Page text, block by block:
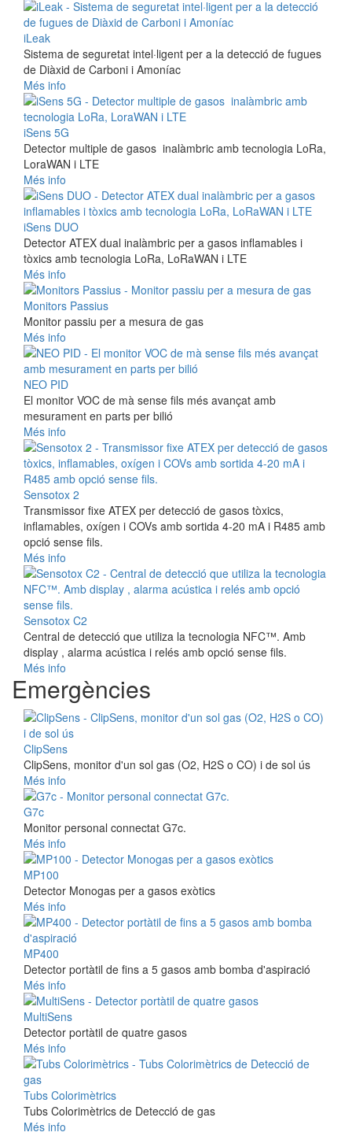
iLeak
Sistema de seguretat intel·ligent per a la detecció de fugues
de Diàxid de Carboni i Amoníac
Més info
iSens 5G
Detector multiple de gasos inalàmbric amb tecnologia LoRa,
LoraWAN i LTE
Més info
iSens DUO
Detector ATEX dual inalàmbric per a gasos inflamables i
tòxics amb tecnologia LoRa, LoRaWAN i LTE
Més info
Monitors Passius
Monitor passiu per a mesura de gas
Més info
NEO PID
El monitor VOC de mà sense fils més avançat amb
mesurament en parts per bilió
Més info
Sensotox 2
Transmissor fixe ATEX per detecció de gasos tòxics,
inflamables, oxígen i COVs amb sortida 4-20 mA i R485 amb
opció sense fils.
Més info
Sensotox C2
Central de detecció que utiliza la tecnologia NFC™. Amb
display , alarma acústica i relés amb opció sense fils.
Més info
Emergències
ClipSens
ClipSens, monitor d'un sol gas (O2, H2S o CO) i de sol ús
Més info
G7c
Monitor personal connectat G7c.
Més info
MP100
Detector Monogas per a gasos exòtics
Més info
MP400
Detector portàtil de fins a 5 gasos amb bomba d'aspiració
Més info
MultiSens
Detector portàtil de quatre gasos
Més info
Tubs Colorimètrics
Tubs Colorimètrics de Detecció de gas
Més info